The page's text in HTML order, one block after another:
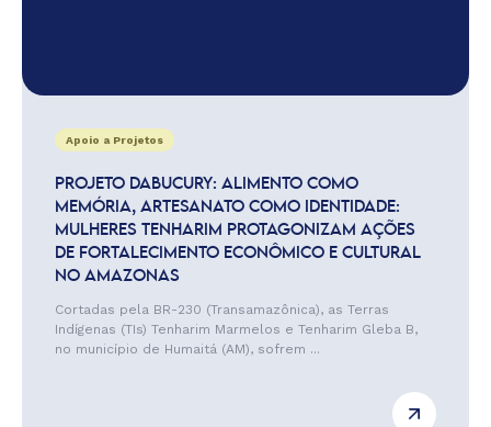
Apoio a Projetos
PROJETO DABUCURY: ALIMENTO COMO
MEMÓRIA, ARTESANATO COMO IDENTIDADE:
MULHERES TENHARIM PROTAGONIZAM AÇÕES
DE FORTALECIMENTO ECONÔMICO E CULTURAL
NO AMAZONAS
Cortadas pela BR-230 (Transamazônica), as Terras
Indígenas (TIs) Tenharim Marmelos e Tenharim Gleba B,
no município de Humaitá (AM), sofrem ...